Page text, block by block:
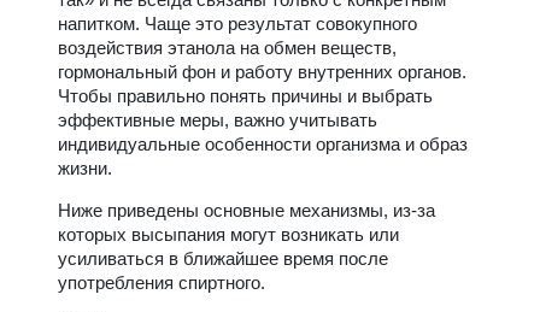
напитком. Чаще это результат совокупного
воздействия этанола на обмен веществ,
гормональный фон и работу внутренних органов.
Чтобы правильно понять причины и выбрать
эффективные меры, важно учитывать
индивидуальные особенности организма и образ
жизни.
Ниже приведены основные механизмы, из-за
которых высыпания могут возникать или
усиливаться в ближайшее время после
употребления спиртного.